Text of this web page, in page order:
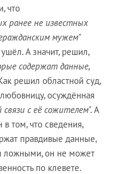
что
ранее не известных
мужем"
А значит, решил,
содержат данные,
решил областной суд,
осуждённая
с её сожителем". А
том, что сведения,
правдивые данные,
ложными, он не может
по клевете.